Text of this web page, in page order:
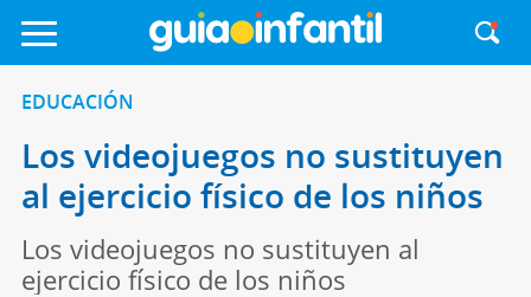
EDUCACIÓN
Los videojuegos no sustituyen
al ejercicio físico de los niños
Los videojuegos no sustituyen al
ejercicio físico de los niños